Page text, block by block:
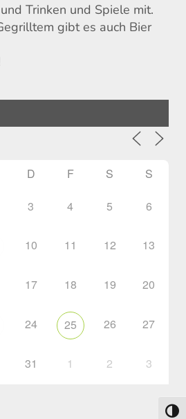
Trinken und Spiele mit.
gibt es auch Bier
D F S S
3 4 5 6
10 11 12 13
17 18 19 20
24 25 26 27
31 1 2 3